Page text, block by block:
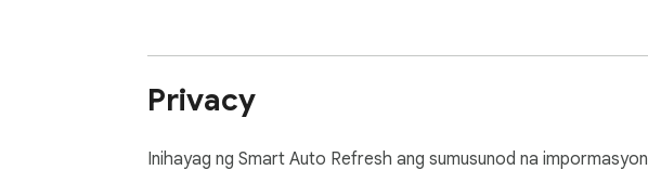
Privacy
Inihayag ng Smart Auto Refresh ang sumusunod na